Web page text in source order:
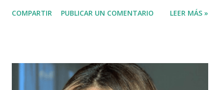
un miembro del Ejército Dominicano, la mañana de este
distrito municipal de Jorgillo. La Policía informó que andan
tras la búsqueda de los dos haitianos implicados en los dos
COMPARTIR PUBLICAR UN COMENTARIO LEER MÁS »